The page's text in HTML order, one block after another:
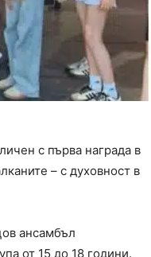
с първа награда в
– с духовност в
ансамбъл
от 15 до 18 години.